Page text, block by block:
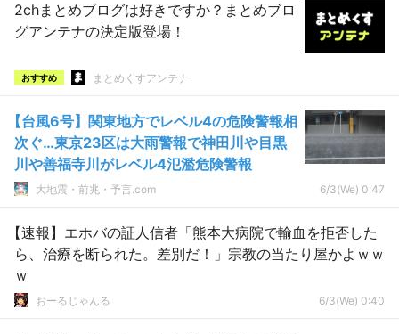
2chまとめブログは好きですか？まとめブロ
グアンテナの決定版登場！
おすすめ まとめくすアンテナ
【台風6号】関東地方でレベル4の危険警報相
次ぐ…東京23区は大雨警報で神田川や目黒
川や善福寺川がレベル4氾濫危険警報
大地震・前兆・予言.com 6/3(We) 0:47
【速報】エホバの証人信者「熊本大病院で輸血を拒否した
ら、治療を断られた。差別だ！」宗教の当たり屋かよｗｗ
ｗ
おーるじゃんる 6/3(We) 0:40